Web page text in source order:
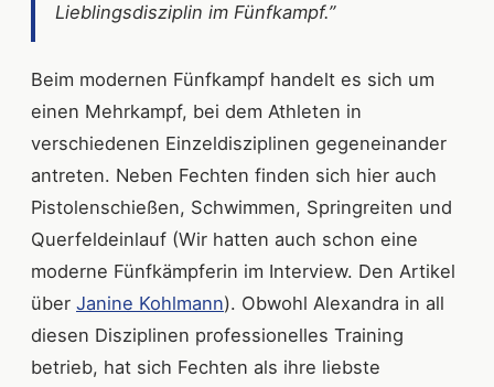
Lieblingsdisziplin im Fünfkampf.”
Beim modernen Fünfkampf handelt es sich um
einen Mehrkampf, bei dem Athleten in
verschiedenen Einzeldisziplinen gegeneinander
antreten. Neben Fechten finden sich hier auch
Pistolenschießen, Schwimmen, Springreiten und
Querfeldeinlauf (Wir hatten auch schon eine
moderne Fünfkämpferin im Interview. Den Artikel
über Janine Kohlmann). Obwohl Alexandra in all
diesen Disziplinen professionelles Training
betrieb, hat sich Fechten als ihre liebste